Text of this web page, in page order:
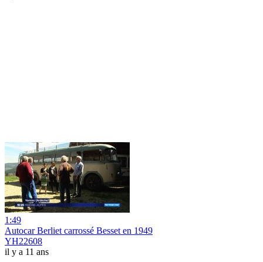
1:49
Autocar Berliet carrossé Besset en 1949
YH22608
il y a 11 ans